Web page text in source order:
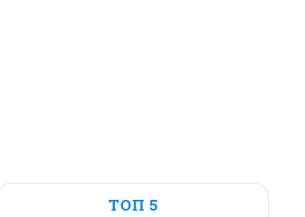
ТОП 5